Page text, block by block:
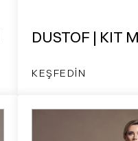
DUSTOF | KIT
KEŞFEDIN